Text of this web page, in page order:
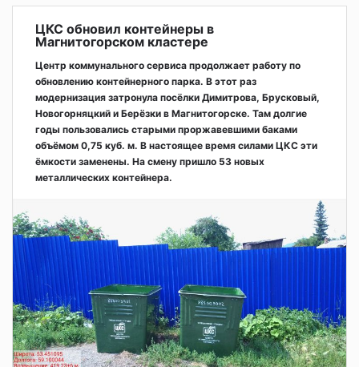
ЦКС обновил контейнеры в
Магнитогорском кластере
Центр коммунального сервиса продолжает работу по
обновлению контейнерного парка. В этот раз
модернизация затронула посёлки Димитрова, Брусковый,
Новогорняцкий и Берёзки в Магнитогорске. Там долгие
годы пользовались старыми проржавевшими баками
объёмом 0,75 куб. м. В настоящее время силами ЦКС эти
ёмкости заменены. На смену пришло 53 новых
металлических контейнера.